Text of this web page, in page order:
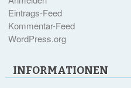
Eintrags-Feed
Kommentar-Feed
WordPress.org
INFORMATIONEN